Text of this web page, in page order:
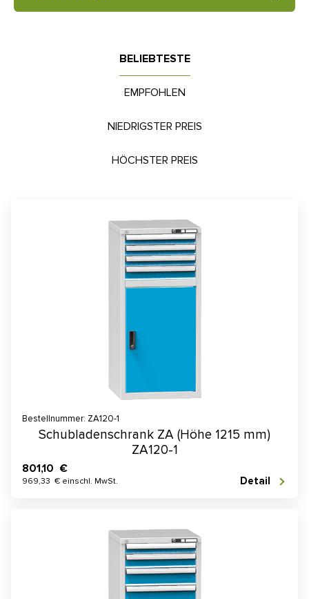
BELIEBTESTE
EMPFOHLEN
NIEDRIGSTER PREIS
HÖCHSTER PREIS
Bestellnummer: ZA120-1
Schubladenschrank ZA (Höhe 1215 mm)
ZA120-1
801,10 €
969,33 € einschl. MwSt. Detail